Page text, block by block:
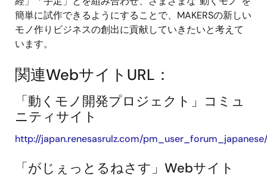
簡単に試作できるようにすることで、MAKERSの新しい
モノ作りビジネスの創出に貢献していきたいと考えて
います。
関連WebサイトURL：
「動くモノ開発プロジェクト」コミュ
ニティサイト
http://japan.renesasrulz.com/
「がじぇっとるねさす」Webサイト